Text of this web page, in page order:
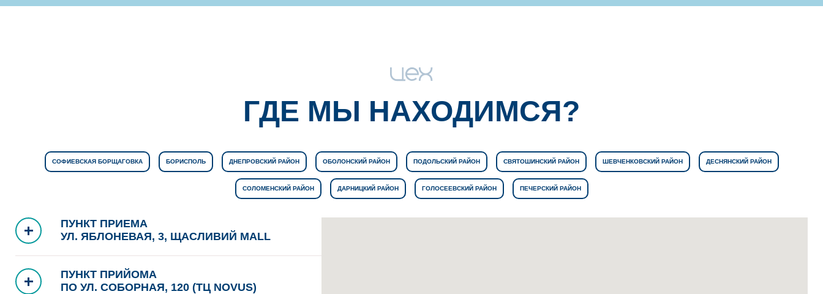
ГДЕ МЫ НАХОДИМСЯ?
СОФИЕВСКАЯ БОРЩАГОВКА БОРИСПОЛЬ ДНЕПРОВСКИЙ РАЙОН ОБОЛОНСКИЙ РАЙОН ПОДОЛЬСКИЙ РАЙОН СВЯТОШИНСКИЙ РАЙОН ШЕВЧЕНКОВСКИЙ РАЙОН ДЕСНЯНСКИЙ РАЙОН
СОЛОМЕНСКИЙ РАЙОН ДАРНИЦКИЙ РАЙОН ГОЛОСЕЕВСКИЙ РАЙОН ПЕЧЕРСКИЙ РАЙОН
ПУНКТ ПРИЕМА
УЛ. ЯБЛОНЕВАЯ, 3, ЩАСЛИВИЙ MALL
ПУНКТ ПРИЙОМА
ПО УЛ. СОБОРНАЯ, 120 (ТЦ NOVUS)